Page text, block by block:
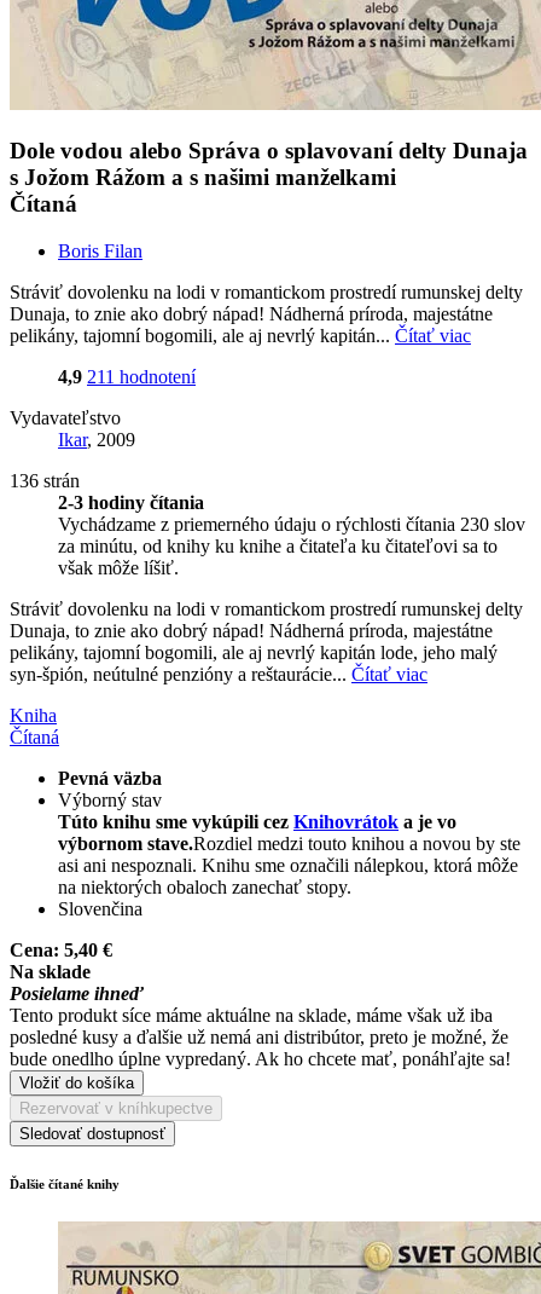
Dole vodou alebo Správa o splavovaní delty Dunaja
s Jožom Rážom a s našimi manželkami
Čítaná
Boris Filan
Stráviť dovolenku na lodi v romantickom prostredí rumunskej delty
Dunaja, to znie ako dobrý nápad! Nádherná príroda, majestátne
pelikány, tajomní bogomili, ale aj nevrlý kapitán... Čítať viac
4,9 211 hodnotení
Vydavateľstvo
Ikar, 2009
136 strán
2-3 hodiny čítania
Vychádzame z priemerného údaju o rýchlosti čítania 230 slov
za minútu, od knihy ku knihe a čitateľa ku čitateľovi sa to
však môže líšiť.
Stráviť dovolenku na lodi v romantickom prostredí rumunskej delty
Dunaja, to znie ako dobrý nápad! Nádherná príroda, majestátne
pelikány, tajomní bogomili, ale aj nevrlý kapitán lode, jeho malý
syn-špión, neútulné penzióny a reštaurácie... Čítať viac
Kniha
Čítaná
Pevná väzba
Výborný stav
Túto knihu sme vykúpili cez Knihovrátok a je vo
výbornom stave.Rozdiel medzi touto knihou a novou by ste
asi ani nespoznali. Knihu sme označili nálepkou, ktorá môže
na niektorých obaloch zanechať stopy.
Slovenčina
Cena: 5,40 €
Na sklade
Posielame ihneď
Tento produkt síce máme aktuálne na sklade, máme však už iba
posledné kusy a ďalšie už nemá ani distribútor, preto je možné, že
bude onedlho úplne vypredaný. Ak ho chcete mať, ponáhľajte sa!
Vložiť do košíka
Rezervovať v kníhkupectve
Sledovať dostupnosť
Ďalšie čítané knihy